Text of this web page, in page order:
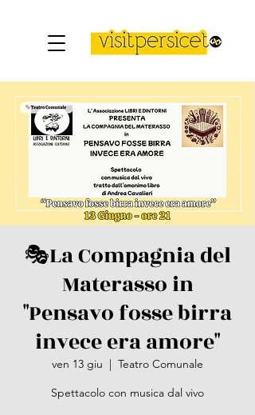
🎭La Compagnia del
Materasso in
"Pensavo fosse birra
invece era amore"
ven 13 giu
  |
Teatro Comunale
Spettacolo con musica dal vivo